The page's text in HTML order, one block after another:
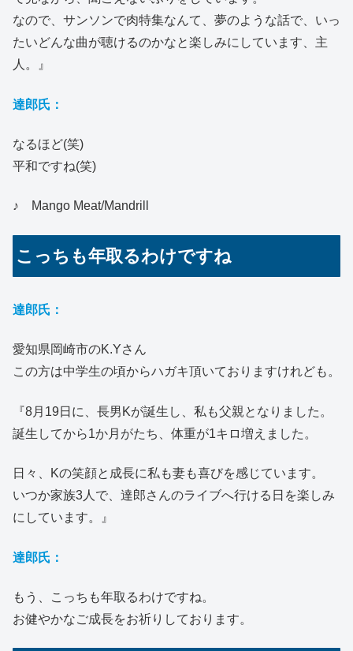
なので、サンソンで肉特集なんて、夢のような話で、いっ
たいどんな曲が聴けるのかなと楽しみにしています、主
人。』
達郎氏：
なるほど(笑)
平和ですね(笑)
♪ Mango Meat/Mandrill
こっちも年取るわけですね
達郎氏：
愛知県岡崎市のK.Yさん
この方は中学生の頃からハガキ頂いておりますけれども。
『8月19日に、長男Kが誕生し、私も父親となりました。
誕生してから1か月がたち、体重が1キロ増えました。
日々、Kの笑顔と成長に私も妻も喜びを感じています。
いつか家族3人で、達郎さんのライブへ行ける日を楽しみ
にしています。』
達郎氏：
もう、こっちも年取るわけですね。
お健やかなご成長をお祈りしております。